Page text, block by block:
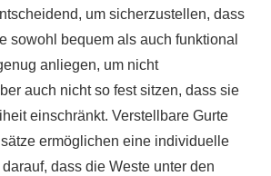
um sicherzustellen, dass
sowohl bequem als auch funktional
anliegen, um nicht
auch nicht so fest sitzen, dass sie
einschränkt. Verstellbare Gurte
ermöglichen eine individuelle
dass die Weste unter den